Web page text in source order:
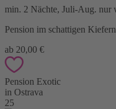
min. 2 Nächte, Juli-Aug. nur
Pension im schattigen
ab 20,00 €
Pension Exotic
in Ostrava
25